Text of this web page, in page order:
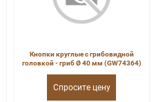
Кнопки круглые с грибовидной
головкой - гриб Ø 40 мм (GW74364)
Спросите цену